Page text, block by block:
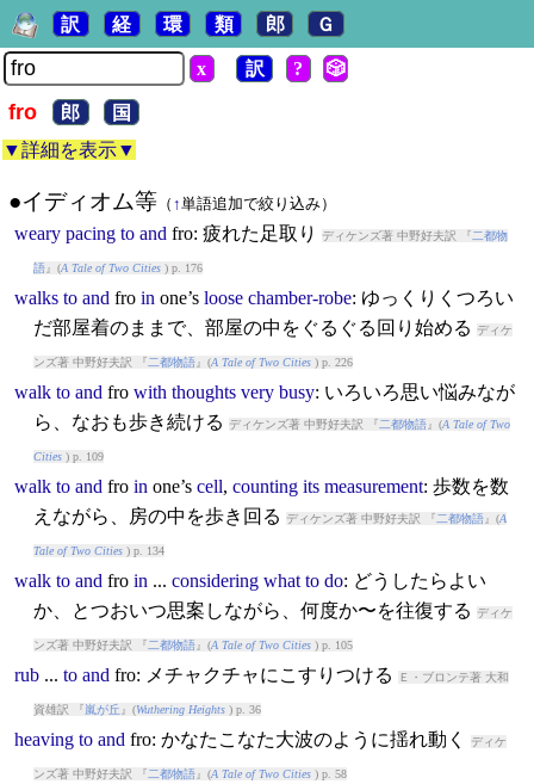
訳 経 環 類 郎 Ｇ
x 訳 ? 🎲
fro 郎
国
▼詳細を表示▼
●イディオム等（ ↑単語追加で絞り込み）
weary pacing to and fro: 疲れた足取り ディケンズ著 中野好夫訳 『二都物
語』(A Tale of Two Cities) p. 176
walks to and fro in one’s loose chamber-robe: ゆっくりくつろい
だ部屋着のままで、部屋の中をぐるぐる回り始める
ディケ
ンズ著 中野好夫訳 『二都物語』(A Tale of Two Cities) p. 226
walk to and fro with thoughts very busy: いろいろ思い悩みなが
ら、なおも歩き続ける
ディケンズ著 中野好夫訳 『二都物語』(A Tale of Two
Cities) p. 109
walk to and fro in one’s cell, counting its measurement: 歩数を数
えながら、房の中を歩き回る
ディケンズ著 中野好夫訳 『二都物語』(A
Tale of Two Cities) p. 134
walk to and fro in ... considering what to do: どうしたらよい
か、とつおいつ思案しながら、何度か〜を往復する
ディケ
ンズ著 中野好夫訳 『二都物語』(A Tale of Two Cities) p. 105
rub... to and fro: メチャクチャにこすりつける Ｅ・ブロンテ著 大和
資雄訳 『嵐が丘 』(Wuthering Heights) p. 36
heaving to and fro: かなたこなた大波のように揺れ動く ディケ
ンズ著 中野好夫訳 『二都物語』(A Tale of Two Cities) p. 58